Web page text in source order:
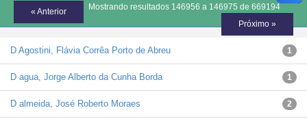
Mostrando resultados 146956 a 146975 de 669194
« Anterior
Próximo »
D Agostini, Flávia Corrêa Porto de Abreu 1
D agua, Jorge Alberto da Cunha Borda 1
D almeida, José Roberto Moraes 2